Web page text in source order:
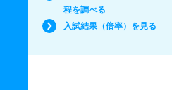
程を調べる
入試結果（倍率）を見る